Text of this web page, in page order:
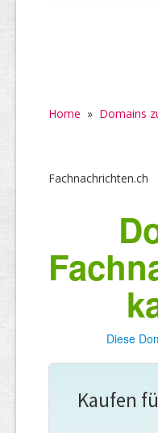
Home » Domains
Fachnachrichten.ch
Diese
Kaufen